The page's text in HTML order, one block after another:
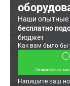
Наши опытные
бесплатно
бюджет
Как вам было бы
Свяжитесь со
Напишите ваш